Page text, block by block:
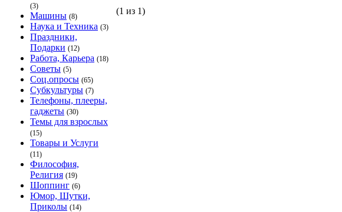
(3)
Машины (8)
Наука и Техника (3)
Праздники,
Подарки (12)
Работа, Карьера (18)
Советы (5)
Соц.опросы (65)
Субкультуры (7)
Телефоны, плееры,
гаджеты (30)
Темы для взрослых
(15)
Товары и Услуги
(11)
Философия,
Религия (19)
Шоппинг (6)
Юмор, Шутки,
Приколы (14)
(1 из 1)